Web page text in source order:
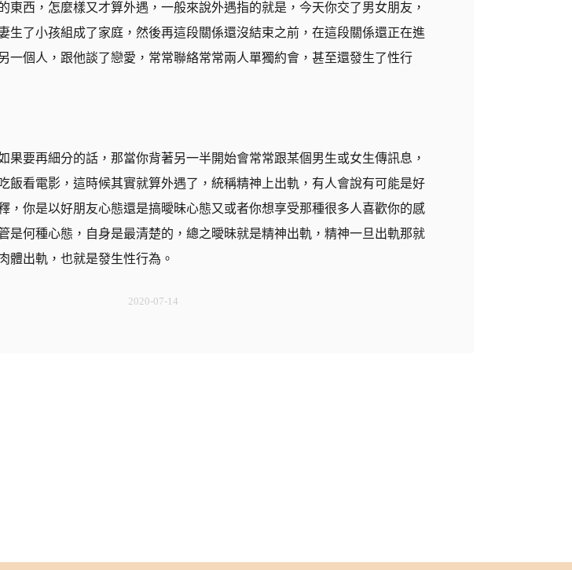
東西，怎麼樣又才算外遇，一般來說外遇指的就是，今天你交了男女朋友，
生了小孩組成了家庭，然後再這段關係還沒結束之前，在這段關係還正在進
一個人，跟他談了戀愛，常常聯絡常常兩人單獨約會，甚至還發生了性行
果要再細分的話，那當你背著另一半開始會常常跟某個男生或女生傳訊息，
飯看電影，這時候其實就算外遇了，統稱精神上出軌，有人會說有可能是好
，你是以好朋友心態還是搞曖昧心態又或者你想享受那種很多人喜歡你的感
是何種心態，自身是最清楚的，總之曖昧就是精神出軌，精神一旦出軌那就
體出軌，也就是發生性行為。
2020-07-14